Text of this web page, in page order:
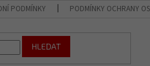
PODMÍNKY PODMÍNKY OCHRANY
HLEDAT